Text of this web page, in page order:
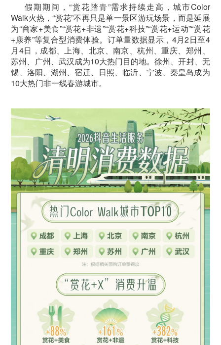
假期期间，“赏花踏青”需求持续走高，城市Color
Walk火热，“赏花”不再只是单一景区游玩场景，而是延展
为“商家+美食”“赏花+非遗”“赏花+科技”“赏花+运动”“赏花
+康养”等复合型消费体验。订单量数据显示，4月2日至4
月4日，成都、上海、北京、南京、杭州、重庆、郑州、
苏州、广州、武汉成为10大热门目的地。徐州、开封、无
锡、洛阳、湖州、宿迁、日照、临沂、宁波、秦皇岛成为
10大热门非一线春游城市。